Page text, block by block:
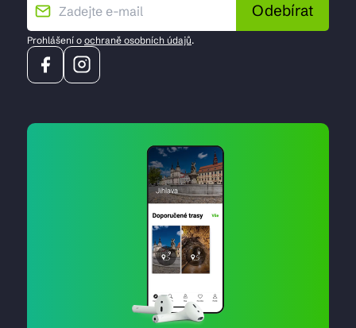
Odebírat
Prohlášení o ochraně osobních údajů.